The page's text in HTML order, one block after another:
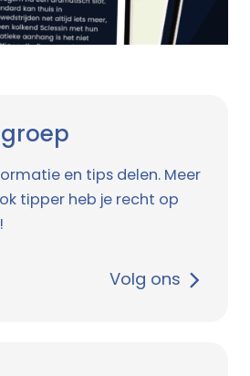
en tips delen. Meer
tipper heb je recht op
Volg ons